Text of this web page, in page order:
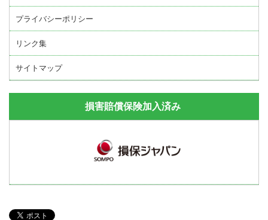
プライバシーポリシー
リンク集
サイトマップ
損害賠償保険加入済み